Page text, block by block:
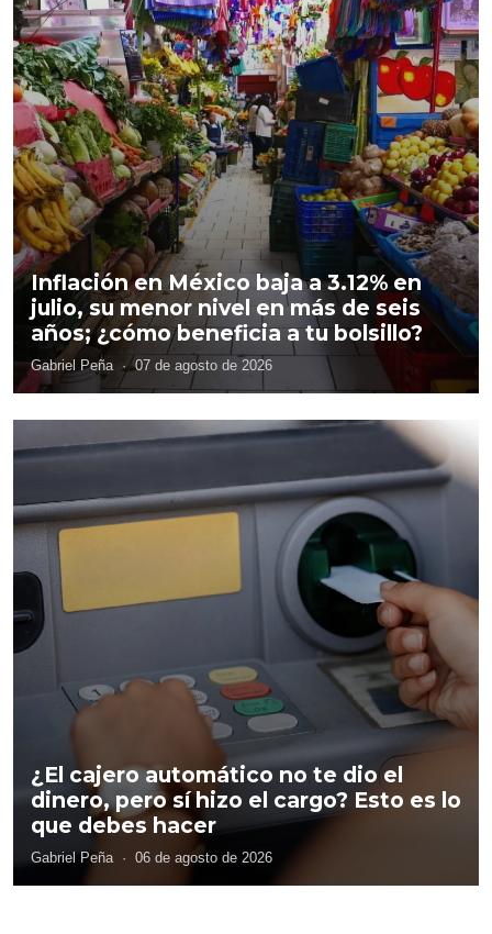
Inflación en México baja a 3.12% en
julio, su menor nivel en más de seis
años; ¿cómo beneficia a tu bolsillo?
Gabriel Peña · 07 de agosto de 2026
¿El cajero automático no te dio el
dinero, pero sí hizo el cargo? Esto es lo
que debes hacer
Gabriel Peña · 06 de agosto de 2026